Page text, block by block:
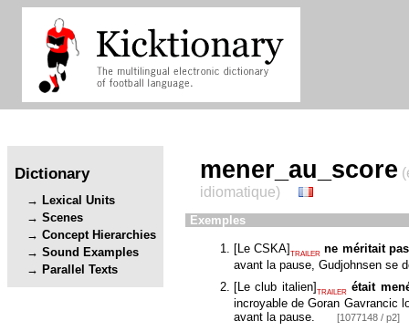
Dictionary
Lexical Units
Scenes
Concept Hierarchies
Sound Examples
Parallel Texts
mener_au_score
idiomatique)
Exemples
[Le CSKA]TRAILER ne méritait
avant la pause, Gudjohnsen se
[Le club italien] TRAILER était
incroyable de Goran Gavrancic
avant la pause.
[1077148 / p2]